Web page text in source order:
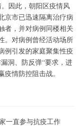
因此，朝阳区疫情风
京市已迅速隔离治疗病
者，并对病例同楼相关
。对病例曾经活动场所
例引发的家庭聚集性疫
洞、防反弹“要求，进
情防控阻击战。
一直参与抗疫工作